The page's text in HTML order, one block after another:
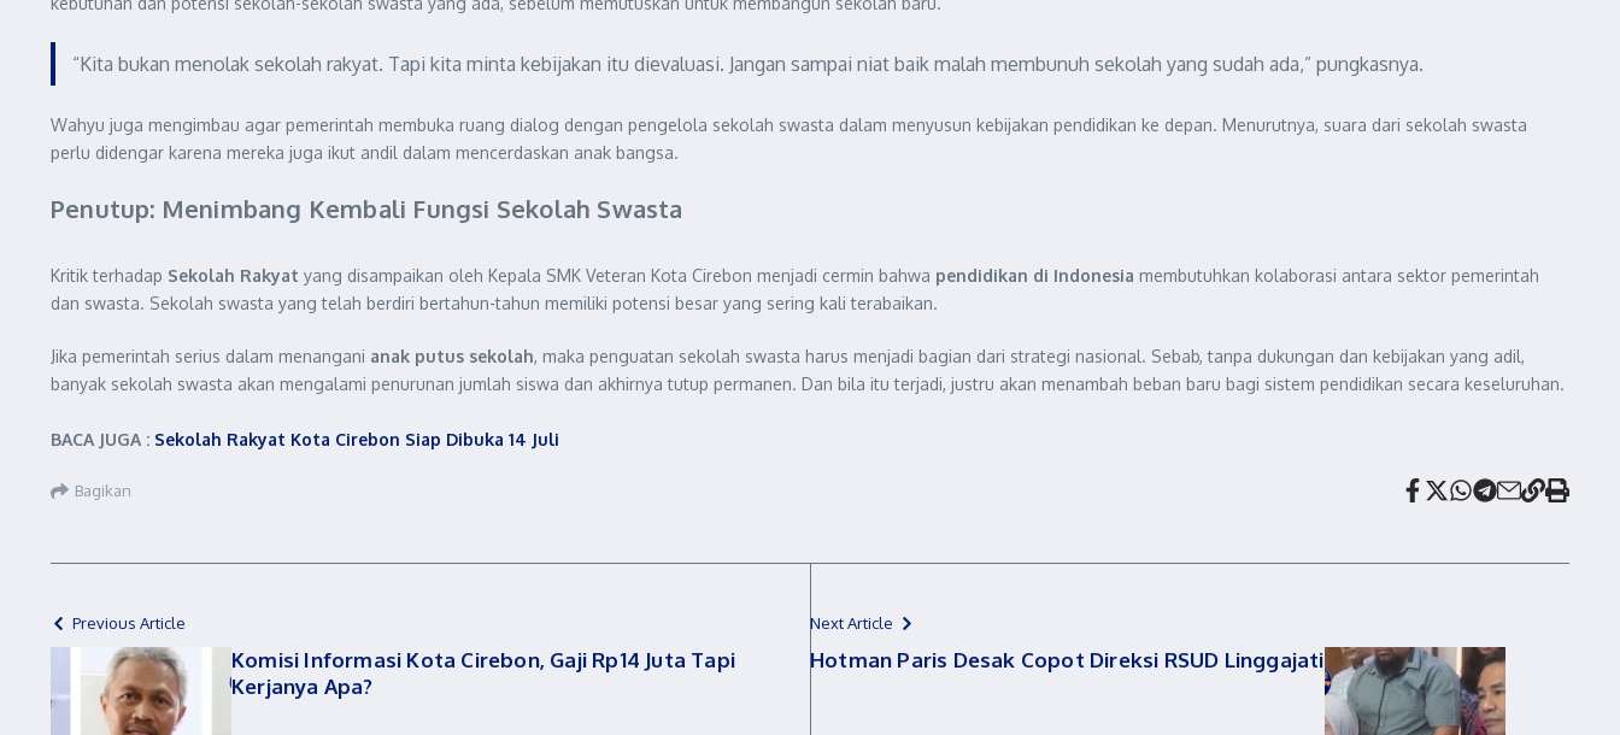
“Kita bukan menolak sekolah rakyat. Tapi kita minta kebijakan itu dievaluasi. Jangan sampai niat baik malah membunuh sekolah yang sudah ada,” pungkasnya.
Wahyu juga mengimbau agar pemerintah membuka ruang dialog dengan pengelola sekolah swasta dalam menyusun kebijakan pendidikan ke depan. Menurutnya, suara dari sekolah swasta
perlu didengar karena mereka juga ikut andil dalam mencerdaskan anak bangsa.
Penutup: Menimbang Kembali Fungsi Sekolah Swasta
Kritik terhadap Sekolah Rakyat yang disampaikan oleh Kepala SMK Veteran Kota Cirebon menjadi cermin bahwa pendidikan di Indonesia membutuhkan kolaborasi antara sektor pemerintah
dan swasta. Sekolah swasta yang telah berdiri bertahun-tahun memiliki potensi besar yang sering kali terabaikan.
Jika pemerintah serius dalam menangani anak putus sekolah, maka penguatan sekolah swasta harus menjadi bagian dari strategi nasional. Sebab, tanpa dukungan dan kebijakan yang adil,
banyak sekolah swasta akan mengalami penurunan jumlah siswa dan akhirnya tutup permanen. Dan bila itu terjadi, justru akan menambah beban baru bagi sistem pendidikan secara keseluruhan.
BACA JUGA : Sekolah Rakyat Kota Cirebon Siap Dibuka 14 Juli
Bagikan
Previous Article
Komisi Informasi Kota Cirebon, Gaji Rp14 Juta Tapi
Kerjanya Apa?
Next Article
Hotman Paris Desak Copot Direksi RSUD Linggajati